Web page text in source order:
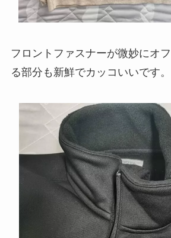
フロントファスナーが微妙にオ
る部分も新鮮でカッコいいです。